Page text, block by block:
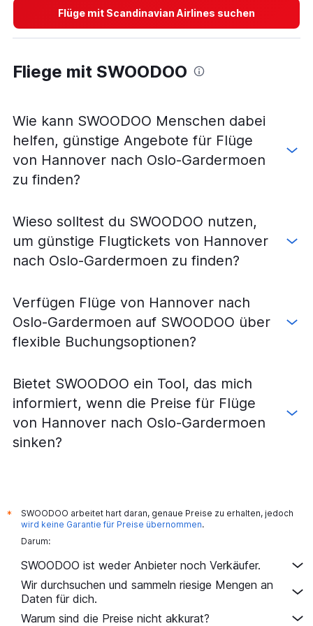
Flüge von Friedrichshafen nach Oslo Torp Sandefjord
Flüge von Saarbrücken nach Oslo-Gardermoen
Flüge von Rostock nach Oslo-Gardermoen
Flüge mit Scandinavian Airlines suchen
Fliege mit SWOODOO
Wie kann SWOODOO Menschen dabei
helfen, günstige Angebote für Flüge
von Hannover nach Oslo-Gardermoen
zu finden?
Wieso solltest du SWOODOO nutzen,
um günstige Flugtickets von Hannover
nach Oslo-Gardermoen zu finden?
Verfügen Flüge von Hannover nach
Oslo-Gardermoen auf SWOODOO über
flexible Buchungsoptionen?
Bietet SWOODOO ein Tool, das mich
informiert, wenn die Preise für Flüge
von Hannover nach Oslo-Gardermoen
sinken?
*
SWOODOO arbeitet hart daran, genaue Preise zu erhalten, jedoch
wird keine Garantie für Preise übernommen.
Darum:
SWOODOO ist weder Anbieter noch Verkäufer.
Wir durchsuchen und sammeln riesige Mengen an
Daten für dich.
Warum sind die Preise nicht akkurat?